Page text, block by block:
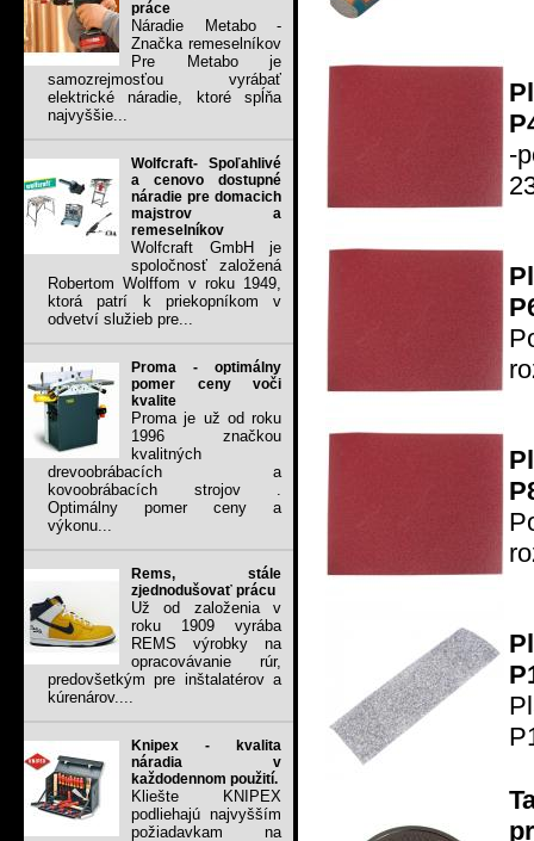
práce
Náradie Metabo -
Značka remeselníkov
Pre Metabo je
samozrejmosťou vyrábať
elektrické náradie, ktoré spĺňa
najvyššie...
Wolfcraft- Spoľahlivé
a cenovo dostupné
náradie pre domacich
majstrov a
remeselníkov
Wolfcraft GmbH je
spoločnosť založená
Robertom Wolffom v roku 1949,
ktorá patrí k priekopníkom v
odvetví služieb pre...
Proma - optimálny
pomer ceny voči
kvalite
Proma je už od roku
1996 značkou
kvalitných
drevoobrábacích a
kovoobrábacích strojov .
Optimálny pomer ceny a
výkonu...
Rems, stále
zjednodušovať prácu
Už od založenia v
roku 1909 vyrába
REMS výrobky na
opracovávanie rúr,
predovšetkým pre inštalatérov a
kúrenárov....
Knipex - kvalita
náradia v
každodennom použití.
Kliešte KNIPEX
podliehajú najvyšším
požiadavkam na
-